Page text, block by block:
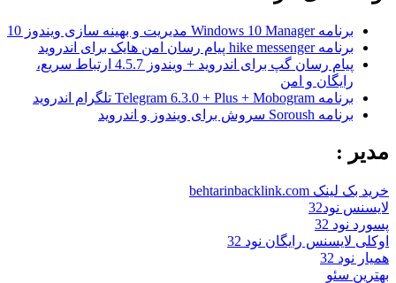
برنامه Windows 10 Manager مدیریت و بهینه سازی ویندوز 10
برنامه hike messenger پیام‌ رسان‌ امن هایک برای اندروید
پیام رسان گپ برای اندروید + ویندوز 4.5.7 ارتباط سریع،
رایگان و امن
برنامه Telegram 6.3.0 + Plus + Mobogram تلگرام اندروید
برنامه Soroush سروش برای ویندوز و اندروید
مدیر :
خرید بک لینک behtarinbacklink.com
لایسنس نود32
پسورد نود 32
اوکلی لایسنس رایگان نود 32
همیار نود 32
بهترین سئو